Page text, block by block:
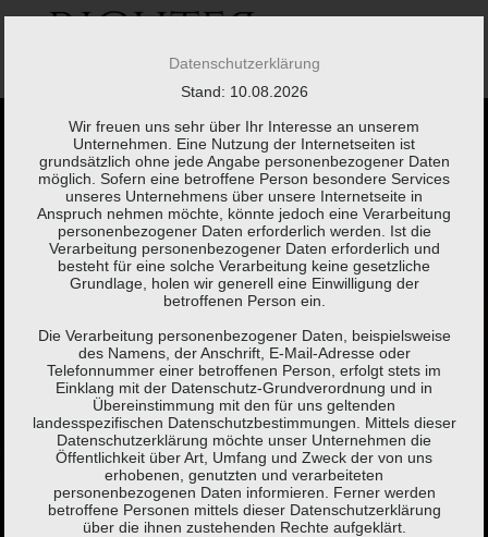
Springe
Inhalt
Kaum etwas braucht
so viel Erklärung wie
eine Steuererklärung.
Brigitte Fuchs,Schweizer Autorin, Lyrikerin, Sprachspielerin
(*1951)
KONTAKT LEISTUNGEN
Datenschutzerklärung
Stand: 10.08.2026
Wir freuen uns sehr über Ihr Interesse an unserem
Unternehmen. Eine Nutzung der Internetseiten ist
grundsätzlich ohne jede Angabe personenbezogener Daten
möglich. Sofern eine betroffene Person besondere Services
unseres Unternehmens über unsere Internetseite in
Anspruch nehmen möchte, könnte jedoch eine Verarbeitung
personenbezogener Daten erforderlich werden. Ist die
Verarbeitung personenbezogener Daten erforderlich und
besteht für eine solche Verarbeitung keine gesetzliche
Grundlage, holen wir generell eine Einwilligung der
betroffenen Person ein.
Die Verarbeitung personenbezogener Daten, beispielsweise
des Namens, der Anschrift, E-Mail-Adresse oder
Telefonnummer einer betroffenen Person, erfolgt stets im
Einklang mit der Datenschutz-Grundverordnung und in
Übereinstimmung mit den für uns geltenden
landesspezifischen Datenschutzbestimmungen. Mittels dieser
Datenschutzerklärung möchte unser Unternehmen die
Öffentlichkeit über Art, Umfang und Zweck der von uns
erhobenen, genutzten und verarbeiteten
personenbezogenen Daten informieren. Ferner werden
betroffene Personen mittels dieser Datenschutzerklärung
über die ihnen zustehenden Rechte aufgeklärt.